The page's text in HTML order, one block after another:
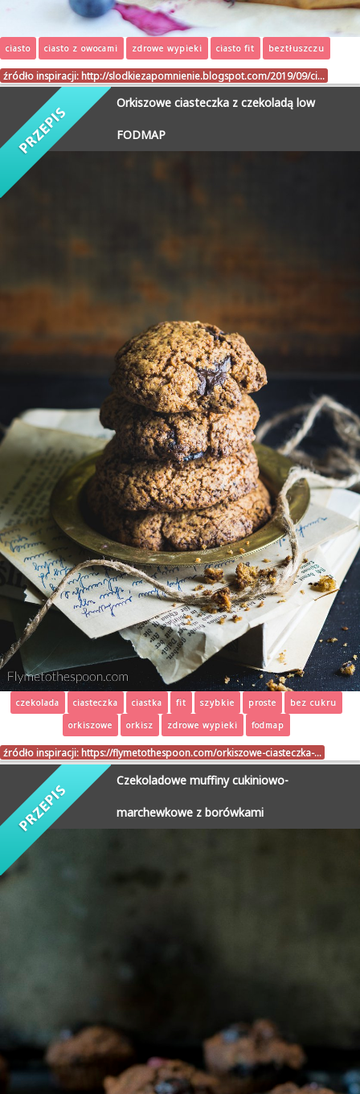
ciasto ciasto z owocami zdrowe wypieki ciasto fit beztłuszczu
źródło inspiracji: http://slodkiezapomnienie.blogspot.com/2019/09/ci…
Orkiszowe ciasteczka z czekoladą low
FODMAP
czekolada ciasteczka ciastka fit szybkie proste
bez cukru
orkiszowe
orkisz zdrowe wypieki fodmap
źródło inspiracji: https://flymetothespoon.com/orkiszowe-ciasteczka-…
Czekoladowe muffiny cukiniowo-
marchewkowe z borówkami